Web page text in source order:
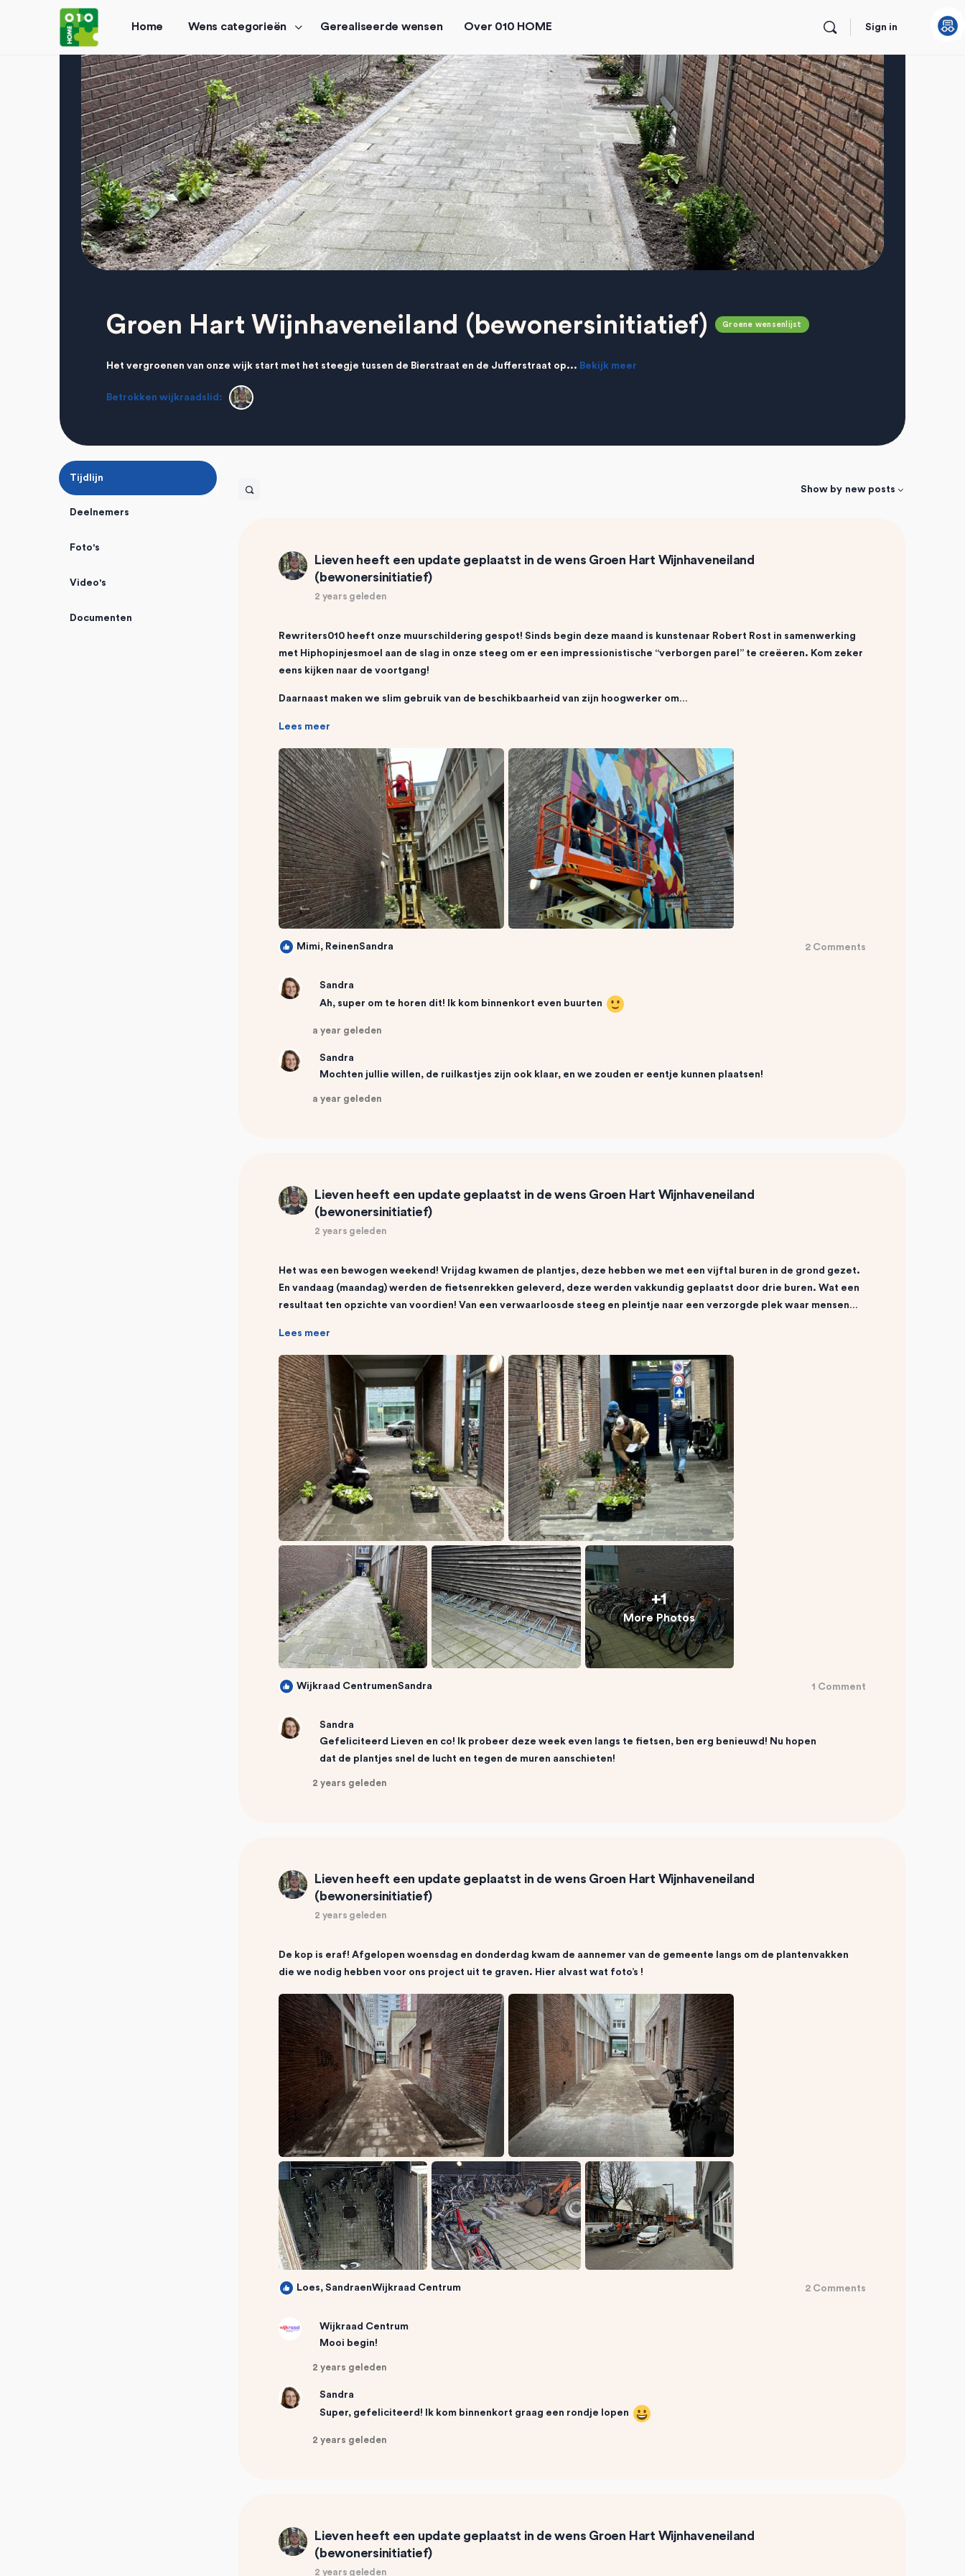
Home Wens categorieën Gerealiseerde wensen Over 010 HOME Sign in
Groen Hart Wijnhaveneiland (bewonersinitiatief) Groene wensenlijst
Het vergroenen van onze wijk start met het steegje tussen de Bierstraat en de Jufferstraat op... Bekijk meer
Betrokken wijkraadslid:
Tijdlijn
Deelnemers
Foto's
Video's
Documenten
Open
Show by new posts
Lieven heeft een update geplaatst in de wens Groen Hart Wijnhaveneiland
(bewonersinitiatief)
2 years geleden
Rewriters010 heeft onze muurschildering gespot! Sinds begin deze maand is kunstenaar Robert Rost in samenwerking
met Hiphopinjesmoel aan de slag in onze steeg om er een impressionistische “verborgen parel” te creëeren. Kom zeker
eens kijken naar de voortgang!
Daarnaast maken we slim gebruik van de beschikbaarheid van zijn hoogwerker om…
Lees meer
Mimi, ReinenSandra 2 Comments
Sandra
Ah, super om te horen dit! Ik kom binnenkort even buurten
a year geleden
Sandra
Mochten jullie willen, de ruilkastjes zijn ook klaar, en we zouden er eentje kunnen plaatsen!
a year geleden
Lieven heeft een update geplaatst in de wens Groen Hart Wijnhaveneiland
(bewonersinitiatief)
2 years geleden
Het was een bewogen weekend! Vrijdag kwamen de plantjes, deze hebben we met een vijftal buren in de grond gezet.
En vandaag (maandag) werden de fietsenrekken geleverd, deze werden vakkundig geplaatst door drie buren. Wat een
resultaat ten opzichte van voordien! Van een verwaarloosde steeg en pleintje naar een verzorgde plek waar mensen…
Lees meer
+1
More Photos
Wijkraad CentrumenSandra 1 Comment
Sandra
Gefeliciteerd Lieven en co! Ik probeer deze week even langs te fietsen, ben erg benieuwd! Nu hopen
dat de plantjes snel de lucht en tegen de muren aanschieten!
2 years geleden
Lieven heeft een update geplaatst in de wens Groen Hart Wijnhaveneiland
(bewonersinitiatief)
2 years geleden
De kop is eraf! Afgelopen woensdag en donderdag kwam de aannemer van de gemeente langs om de plantenvakken
die we nodig hebben voor ons project uit te graven. Hier alvast wat foto’s !
Loes, SandraenWijkraad Centrum 2 Comments
Wijkraad Centrum
Mooi begin!
2 years geleden
Sandra
Super, gefeliciteerd! Ik kom binnenkort graag een rondje lopen
2 years geleden
Lieven heeft een update geplaatst in de wens Groen Hart Wijnhaveneiland
(bewonersinitiatief)
2 years geleden